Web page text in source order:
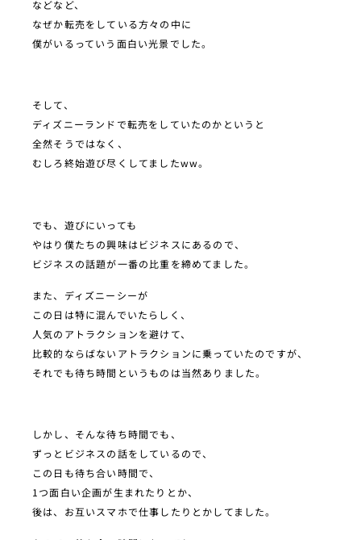
などなど、
なぜか転売をしている方々の中に
僕がいるっていう面白い光景でした。
そして、
ディズニーランドで転売をしていたのかというと
全然そうではなく、
むしろ終始遊び尽くしてましたww。
でも、遊びにいっても
やはり僕たちの興味はビジネスにあるので、
ビジネスの話題が一番の比重を締めてました。
また、ディズニーシーが
この日は特に混んでいたらしく、
人気のアトラクションを避けて、
比較的ならばないアトラクションに乗っていたのですが、
それでも待ち時間というものは当然ありました。
しかし、そんな待ち時間でも、
ずっとビジネスの話をしているので、
この日も待ち合い時間で、
1つ面白い企画が生まれたりとか、
後は、お互いスマホで仕事したりとかしてました。